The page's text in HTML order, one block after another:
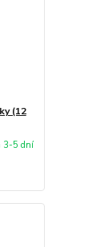
(12
3-5 dní